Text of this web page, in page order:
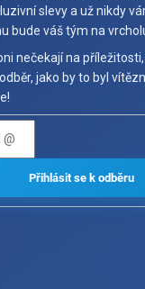
slevy a už nikdy
bude váš tým na
nečekají na
jako by to byl